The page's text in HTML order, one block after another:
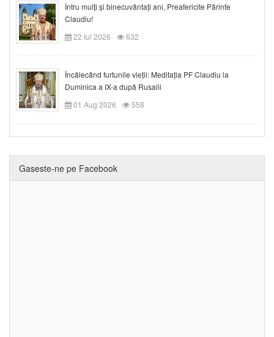
Întru mulți și binecuvântați ani, Preafericite Părinte
Claudiu!
22 Iul 2026
632
Încălecând furtunile vieții: Meditația PF Claudiu la
Duminica a IX-a după Rusalii
01 Aug 2026
558
Gaseste-ne pe Facebook